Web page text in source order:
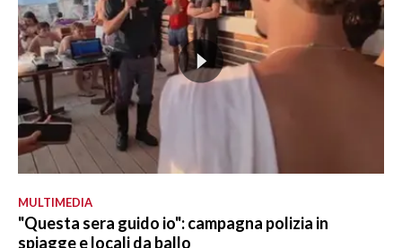
MULTIMEDIA
"Questa sera guido io": campagna polizia in
spiagge e locali da ballo